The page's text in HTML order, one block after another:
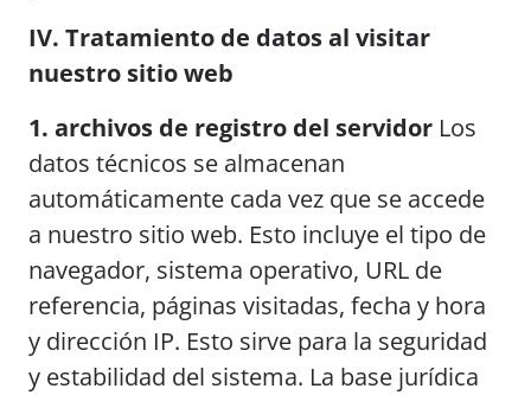
IV. Tratamiento de datos al visitar
nuestro sitio web
1. archivos de registro del servidor Los
datos técnicos se almacenan
automáticamente cada vez que se accede
a nuestro sitio web. Esto incluye el tipo de
navegador, sistema operativo, URL de
referencia, páginas visitadas, fecha y hora
y dirección IP. Esto sirve para la seguridad
y estabilidad del sistema. La base jurídica